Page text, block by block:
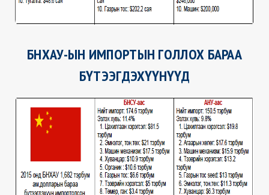
БНХАУ-ЫН ИМПОРТЫН ГОЛЛОХ БАРАА
БҮТЭЭГДЭХҮҮНҮҮД